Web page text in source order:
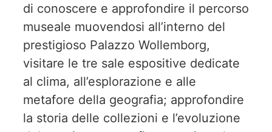
di conoscere e approfondire il percorso
museale muovendosi all’interno del
prestigioso Palazzo Wollemborg,
visitare le tre sale espositive dedicate
al clima, all’esplorazione e alle
metafore della geografia; approfondire
la storia delle collezioni e l’evoluzione